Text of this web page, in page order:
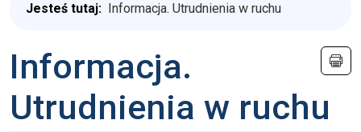
Jesteś tutaj: Informacja. Utrudnienia w ruchu
Informacja.
Utrudnienia w ruchu